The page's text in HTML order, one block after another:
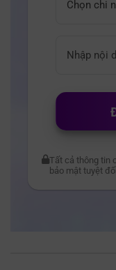
Tất cả thông tin
bảo mật tuyệt đối